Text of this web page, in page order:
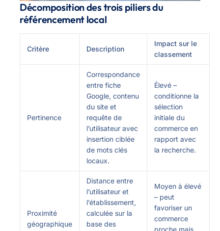
Décomposition des trois piliers du
référencement local
Critère Description
Impact sur le
classement
Pertinence
Correspondance
entre fiche
Google, contenu
du site et
requête de
l’utilisateur avec
insertion ciblée
de mots clés
locaux.
Élevé –
conditionne la
sélection
initiale du
commerce en
rapport avec
la recherche.
Proximité
géographique
Distance entre
l’utilisateur et
l’établissement,
calculée sur la
base des
Moyen à élevé
– peut
favoriser un
commerce
proche mais